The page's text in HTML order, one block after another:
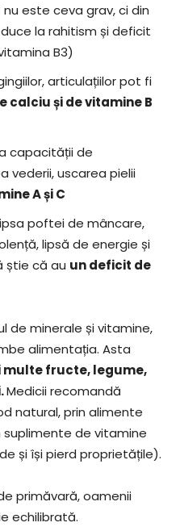
nu este ceva grav, ci din
la rahitism și deficit
B3)
articulațiilor pot fi
calciu și de vitamine B
capacității de
vederii, uscarea pielii
A și C
poftei de mâncare,
lipsă de energie și
știe că au un deficit de
de minerale și vitamine,
alimentația. Asta
multe fructe, legume,
Medicii recomandă
natural, prin alimente
suplimente de vitamine
și își pierd proprietățile).
primăvară, oamenii
echilibrată.